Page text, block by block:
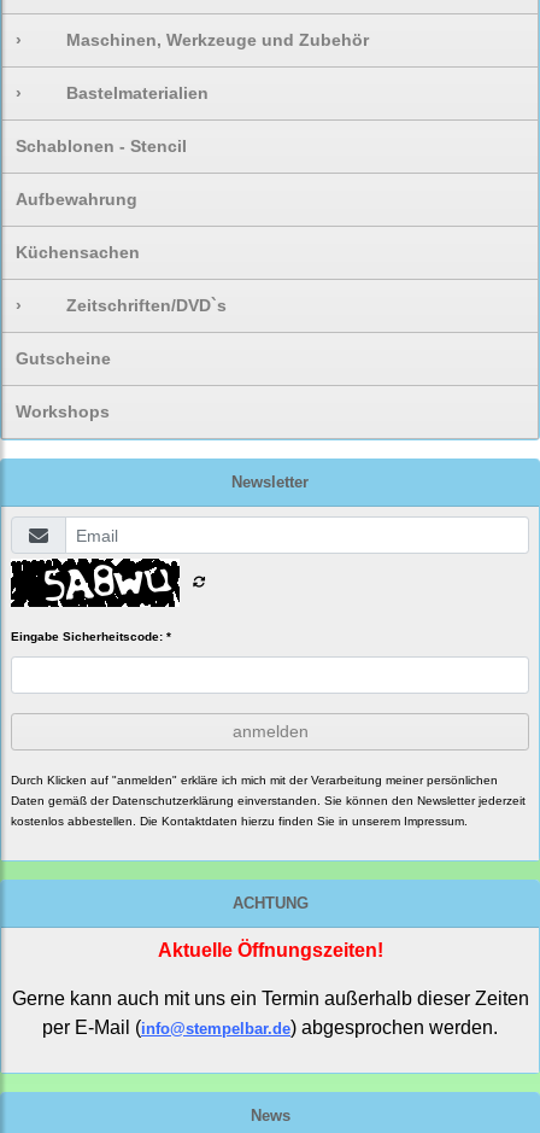
› Maschinen, Werkzeuge und Zubehör
› Bastelmaterialien
Schablonen - Stencil
Aufbewahrung
Küchensachen
› Zeitschriften/DVD`s
Gutscheine
Workshops
Newsletter
Eingabe Sicherheitscode: *
anmelden
Durch Klicken auf "anmelden" erkläre ich mich mit der Verarbeitung meiner persönlichen
Daten gemäß der Datenschutzerklärung einverstanden. Sie können den Newsletter jederzeit
kostenlos abbestellen. Die Kontaktdaten hierzu finden Sie in unserem Impressum.
ACHTUNG
Aktuelle Öffnungszeiten!
Gerne kann auch mit uns ein Termin außerhalb dieser Zeiten
per E-Mail (info@stempelbar.de) abgesprochen werden.
News